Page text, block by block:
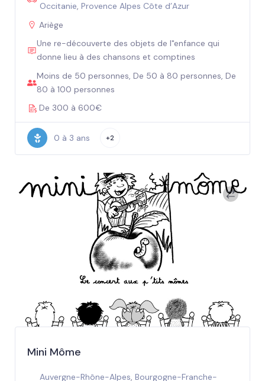
Occitanie, Provence Alpes Côte d’Azur
Ariège
Une re-découverte des objets de l"enfance qui
donne lieu à des chansons et comptines
Moins de 50 personnes, De 50 à 80 personnes, De
80 à 100 personnes
De 300 à 600€
0 à 3 ans +2
Mini Môme
Auvergne-Rhône-Alpes, Bourgogne-Franche-